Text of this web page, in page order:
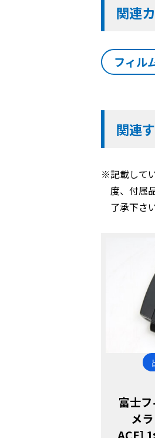
関連
フィル
関連
※記載して
度、付属
了承下さい
富士
メ